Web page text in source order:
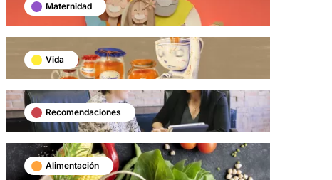
Maternidad
Vida
Recomendaciones
Alimentación